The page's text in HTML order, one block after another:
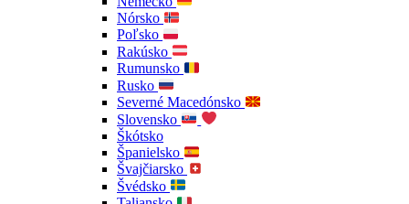
Nórsko
Poľsko
Rakúsko
Rumunsko
Rusko
Severné Macedónsko
Slovensko
Škótsko
Španielsko
Švajčiarsko
Švédsko